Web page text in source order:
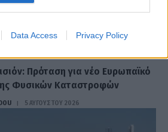
Data Access Privacy Policy
Πρόταση για νέο Ευρωπαϊκό
Φυσικών Καταστροφών
5 ΑΥΓΟΎΣΤΟΥ 2026